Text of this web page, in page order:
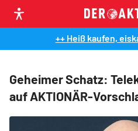
++ Heiß kaufen,
Geheimer Schatz:
auf AKTIONÄR-